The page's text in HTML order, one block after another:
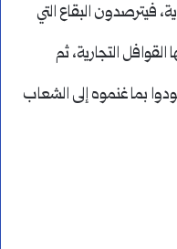
فيترصدون البقاع التي
القوافل التجارية، ثم
بما غنموه إلى الشعاب